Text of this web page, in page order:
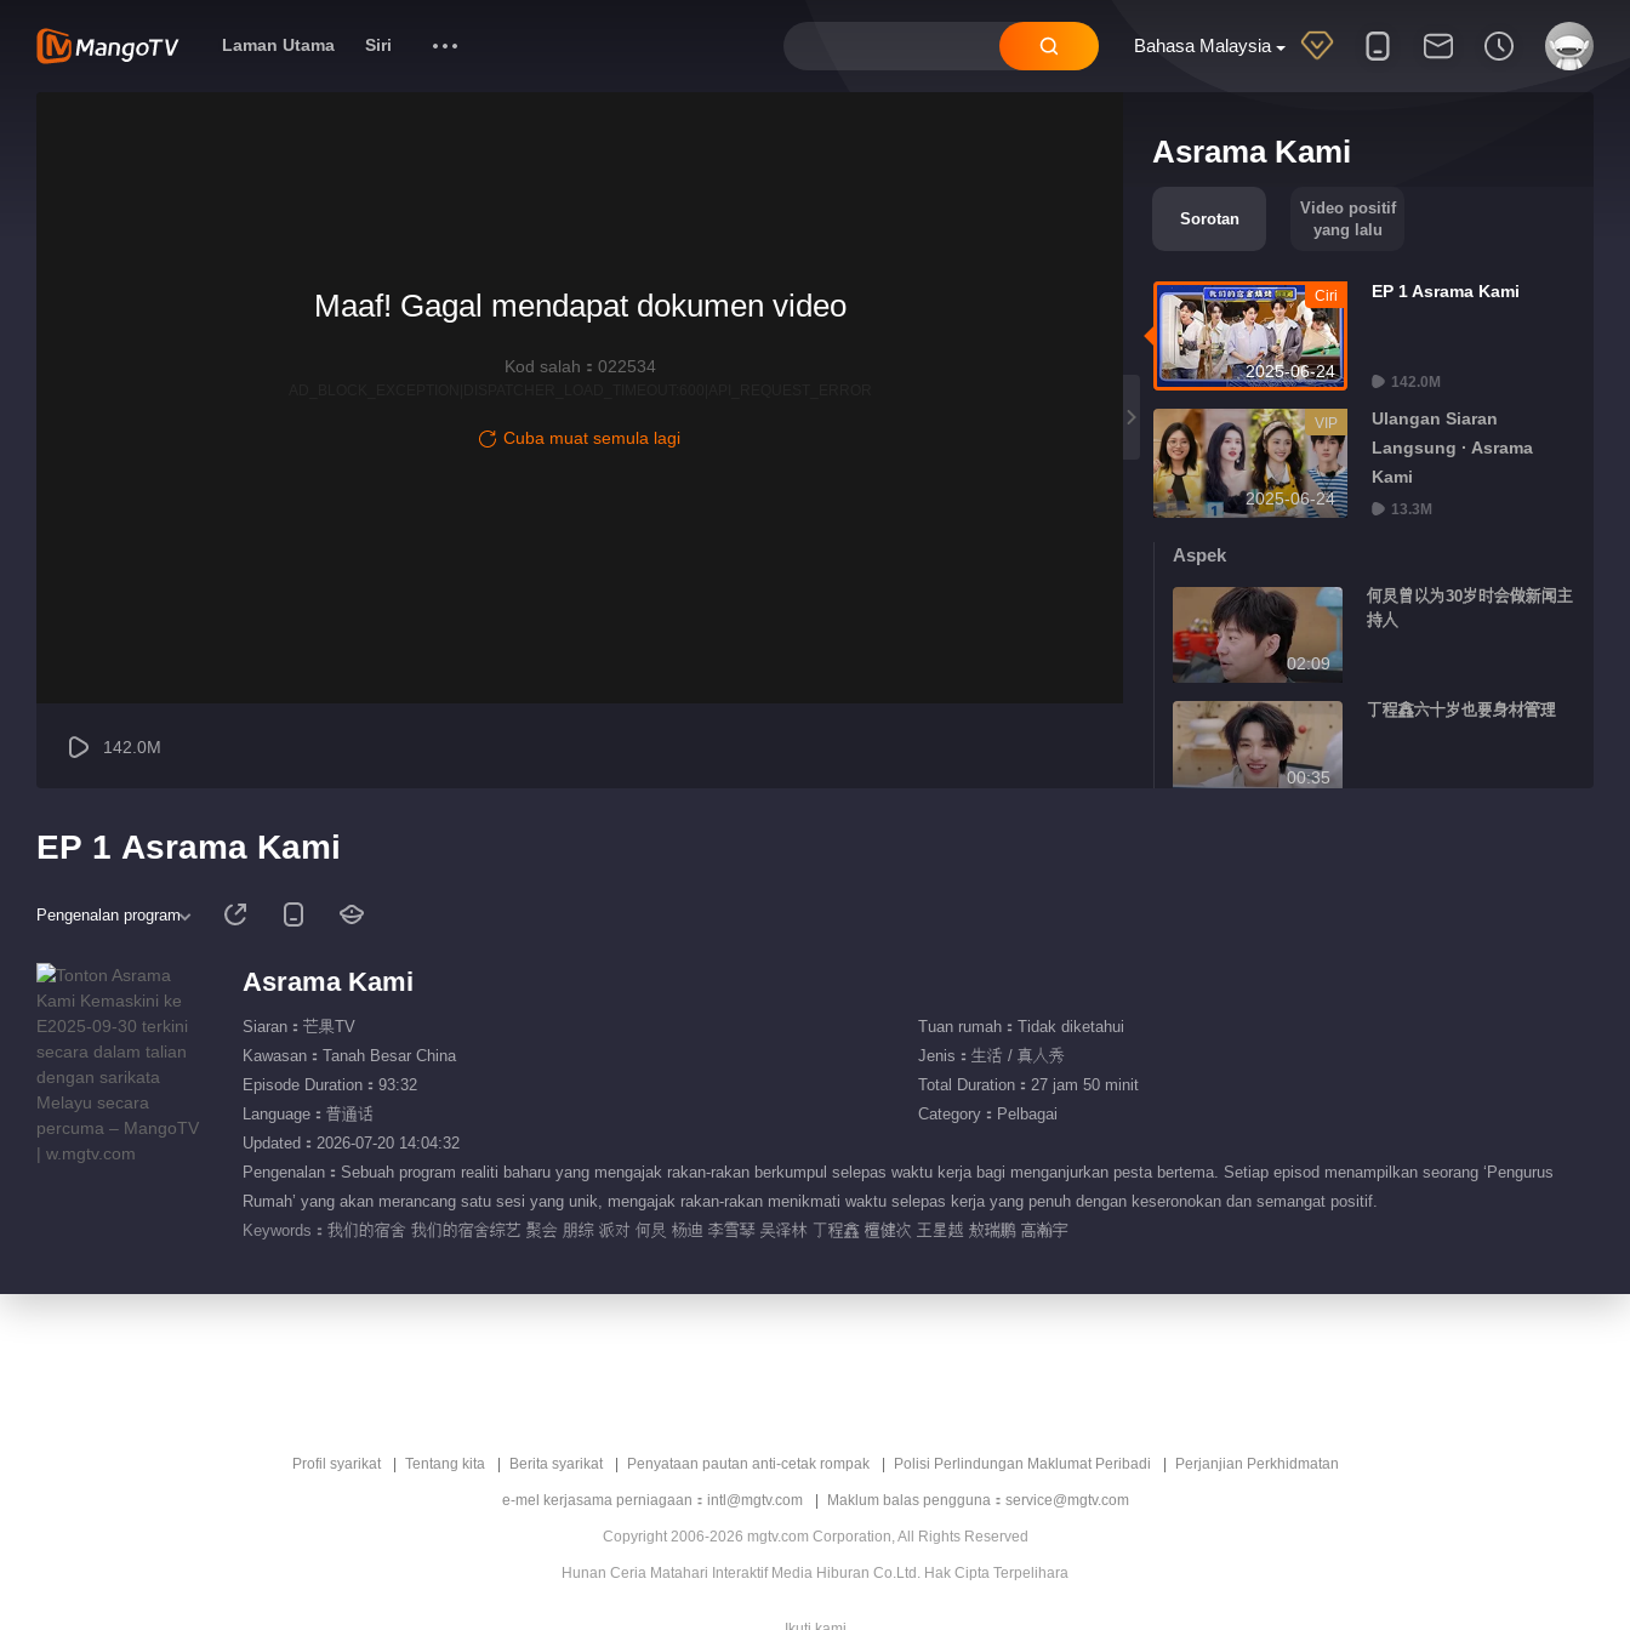
Bahasa Malaysia
Laman Utama Siri
Asrama Kami
Sorotan
Video positif
yang lalu
2025-06-24
Ciri EP 1 Asrama Kami
142.0M
2025-06-24
VIP
Ulangan Siaran
Langsung · Asrama
Kami
13.3M
Aspek
02:09
何炅曾以为30岁时会做新闻主
持人
00:35
丁程鑫六十岁也要身材管理
秀
Maaf! Gagal mendapat dokumen video
Kod salah：022534
Cuba muat semula lagi
142.0M
EP 1 Asrama Kami
Pengenalan program
Asrama Kami
Siaran：芒果TV
Tuan rumah：Tidak diketahui
Kawasan：Tanah Besar China
Jenis：生活 / 真人秀
Episode Duration：93:32
Total Duration：27 jam 50 minit
Language：普通话
Category：Pelbagai
Updated：2026-07-20 14:04:32
Pengenalan：Sebuah program realiti baharu yang mengajak rakan-rakan berkumpul selepas waktu kerja bagi menganjurkan pesta bertema. Setiap episod menampilkan seorang ‘Pengurus
Rumah’ yang akan merancang satu sesi yang unik, mengajak rakan-rakan menikmati waktu selepas kerja yang penuh dengan keseronokan dan semangat positif.
Keywords： 我们的宿舍 我们的宿舍综艺 聚会 朋综 派对 何炅 杨迪 李雪琴 吴泽林 丁程鑫 檀健次 王星越 敖瑞鹏 高瀚宇
Profil syarikat Tentang kita Berita syarikat Penyataan pautan anti-cetak rompak Polisi Perlindungan Maklumat Peribadi Perjanjian Perkhidmatan
e-mel kerjasama perniagaan：intl@mgtv.com Maklum balas pengguna：service@mgtv.com
Copyright 2006-2026 mgtv.com Corporation, All Rights Reserved
Hunan Ceria Matahari Interaktif Media Hiburan Co.Ltd. Hak Cipta Terpelihara